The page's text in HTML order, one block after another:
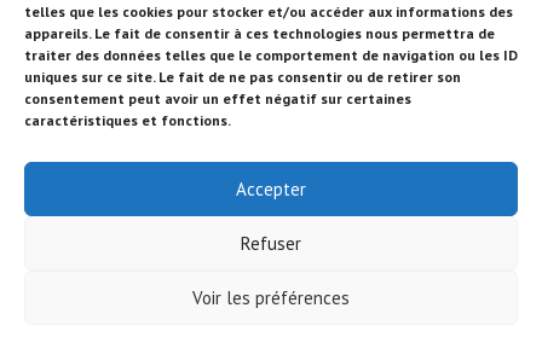
telles que les cookies pour stocker et/ou accéder aux informations des
appareils. Le fait de consentir à ces technologies nous permettra de
traiter des données telles que le comportement de navigation ou les ID
uniques sur ce site. Le fait de ne pas consentir ou de retirer son
consentement peut avoir un effet négatif sur certaines
caractéristiques et fonctions.
Accepter
Refuser
Voir les préférences
Animations EVJF – EVJG
Animations hôtellerie
Animations anniversaires
Collectivités, centres de loisirs et jeunesse
Séminaires team building
Crédits-ML |Réalisation site/référencement BS
Consulting